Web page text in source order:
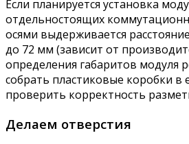
Если планируется установка
отдельностоящих
осями выдерживается
до 72 мм (зависит от
определения габаритов модуля
собрать пластиковые коробки в
проверить корректность
Делаем отверстия